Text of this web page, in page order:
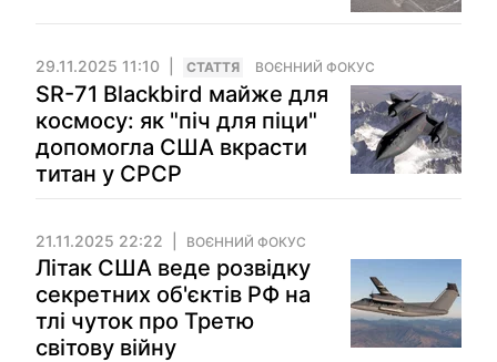
29.11.2025 11:10 СТАТТЯ ВОЄННИЙ ФОКУС
SR-71 Blackbird майже для
космосу: як "піч для піци"
допомогла США вкрасти
титан у СРСР
21.11.2025 22:22 ВОЄННИЙ ФОКУС
Літак США веде розвідку
секретних об'єктів РФ на
тлі чуток про Третю
світову війну